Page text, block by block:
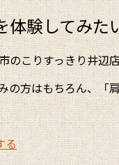
体験してみた
のこりすっきり井辺
の方はもちろん、
る